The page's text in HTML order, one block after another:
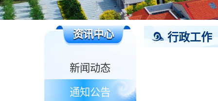
资讯中心
新闻动态
通知公告
行政工作